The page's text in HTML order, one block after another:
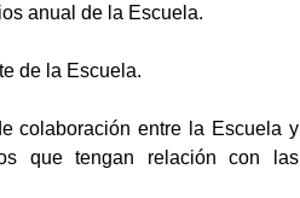
anual de la Escuela.
de la Escuela.
colaboración entre la Escuela y
que tengan relación con las